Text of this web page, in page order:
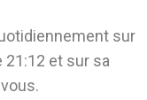
sur
21:12 et sur sa